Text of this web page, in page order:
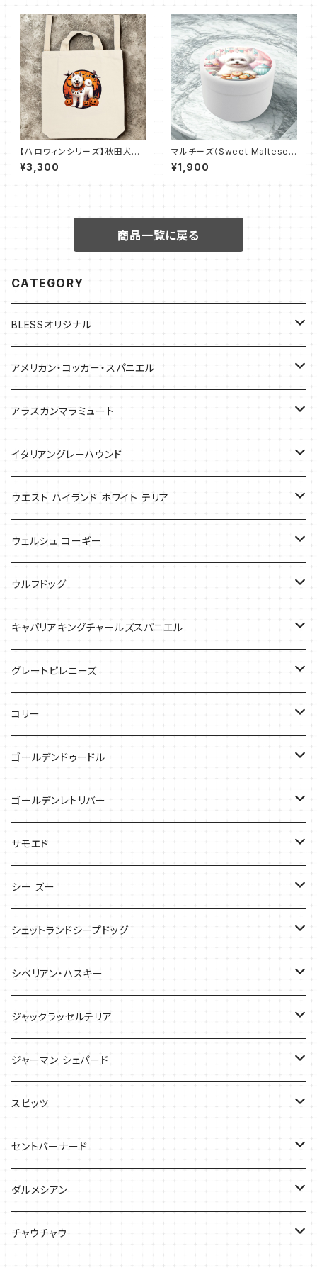
【ハロウィンシリーズ】秋田犬｜
厚手キャンバスショルダートート
¥3,300
マルチーズ（Sweet Maltese
Days 2）おでかけトリーツ缶
¥1,900
商品一覧に戻る
CATEGORY
BLESSオリジナル
バッグ
アメリカン・コッカー・スパニエル
バッグ
Tシャツ
アラスカンマラミュート
Tシャツ
バッグ
ケース
イタリアングレーハウンド
ケース
バッグ
Tシャツ
ウエスト ハイランド ホワイト テリア
ケース
バッグ
ウェルシュ コーギー
Tシャツ
バッグ
ケース
ウルフドッグ
Tシャツ
キャバリアキングチャールズスパニエル
バッグ
ケース
Tシャツ
グレートピレニーズ
キャップ
Tシャツ
タオル
サンダル
バッグ
ケース
コリー
バッグ
ケース
Tシャツ
ゴールデンドゥードル
Tシャツ
ゴールデンレトリバー
Tシャツ
バッグ
ケース
サモエド
Tシャツ
バッグ
シー ズー
Tシャツ
バッグ
ケース
シェットランドシープドッグ
バッグ
ケース
Tシャツ
シベリアン・ハスキー
Tシャツ
バッグ
ジャックラッセルテリア
バッグ
ケース
Tシャツ
ジャーマン シェパード
Ｔシャツ
バッグ
スピッツ
ケース
セントバーナード
Tシャツ
バッグ
ダルメシアン
Tシャツ
チャウチャウ